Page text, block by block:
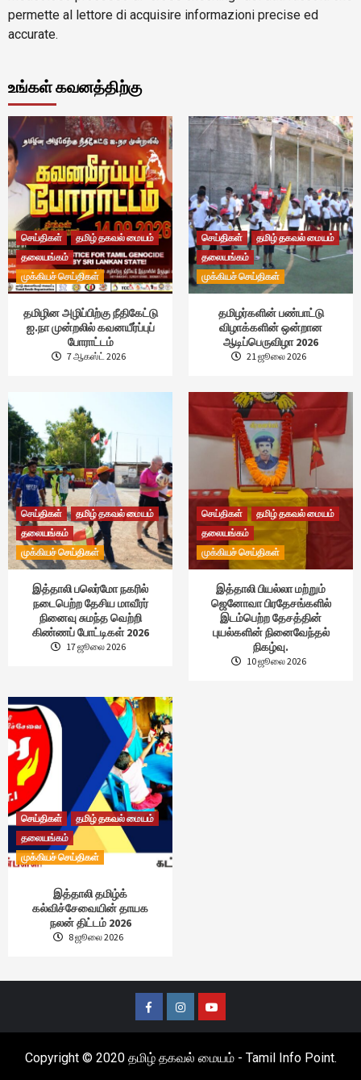
permette al lettore di acquisire informazioni precise ed
accurate.
உங்கள் கவனத்திற்கு
செய்திகள்
தமிழ் தகவல் மையம்
தலையங்கம்
முக்கியச் செய்திகள்
தமிழின அழிப்பிற்கு நீதிகேட்டு
ஐ.நா முன்றலில் கவனயீர்ப்புப்
போராட்டம்
7 ஆகஸ்ட் 2026
செய்திகள்
தமிழ் தகவல் மையம்
தலையங்கம்
முக்கியச் செய்திகள்
தமிழர்களின் பண்பாட்டு
விழாக்களின் ஒன்றான
ஆடிப்பெருவிழா 2026
21 ஜூலை 2026
செய்திகள்
தமிழ் தகவல் மையம்
தலையங்கம்
முக்கியச் செய்திகள்
இத்தாலி பலெர்மோ நகரில்
நடைபெற்ற தேசிய மாவீரர்
நினைவு சுமந்த வெற்றி
கிண்ணப் போட்டிகள் 2026
17 ஜூலை 2026
செய்திகள்
தமிழ் தகவல் மையம்
தலையங்கம்
முக்கியச் செய்திகள்
இத்தாலி பியல்லா மற்றும்
ஜெனோவா பிரதேசங்களில்
இடம்பெற்ற தேசத்தின்
புயல்களின் நினைவேந்தல்
நிகழ்வு.
10 ஜூலை 2026
செய்திகள்
தமிழ் தகவல் மையம்
தலையங்கம்
முக்கியச் செய்திகள்
இத்தாலி தமிழ்க்
கல்விச்சேவையின் தாயக
நலன் திட்டம் 2026
8 ஜூலை 2026
FacebookInstagramYoutube
Copyright © 2020 தமிழ் தகவல் மையம் - Tamil Info Point.